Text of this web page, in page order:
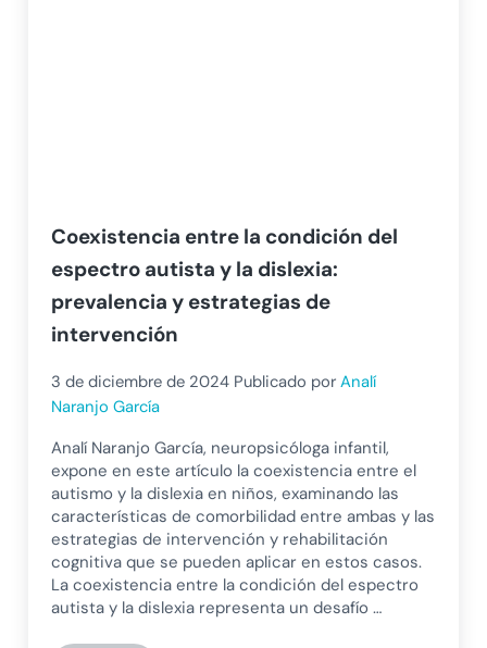
Coexistencia entre la condición del
espectro autista y la dislexia:
prevalencia y estrategias de
intervención
3 de diciembre de 2024 Publicado porAnalí
Naranjo García
Analí Naranjo García, neuropsicóloga infantil,
expone en este artículo la coexistencia entre el
autismo y la dislexia en niños, examinando las
características de comorbilidad entre ambas y las
estrategias de intervención y rehabilitación
cognitiva que se pueden aplicar en estos casos.
La coexistencia entre la condición del espectro
autista y la dislexia representa un desafío …